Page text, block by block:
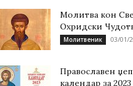
Молитва кон
Охридски
Молитвеник 03/01/
Православен
календар за